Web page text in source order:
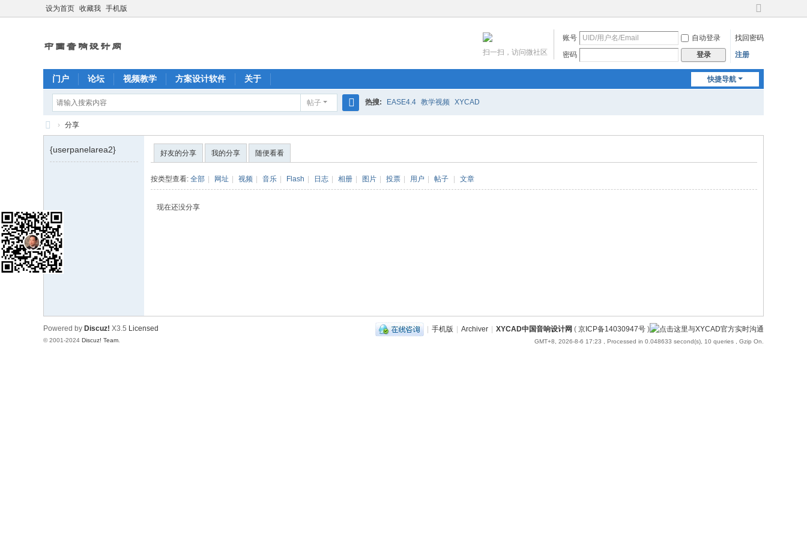
设为首页 收藏我 手机版
切
到
账号 自动登录
找回密码
密码
登录 注册
扫一扫，访问微社区
快捷导航
门户 论坛 视频教学 方案设计软件 关于
帖子
索
热搜: EASE4.4 教学视频 XYCAD
Y
D
中
国
音
计
网
› 分享
{userpanelarea2} 好友的分享 我的分享 随便看看
按类型查看: 全部 网址 视频 音乐 Flash 日志 相册 图片 投票 用户 帖子 文章
现在还没分享
| 手机版 | Archiver | XYCAD中国音响设计网 ( 京ICP备14030947号 )
GMT+8, 2026-8-6 17:23 , Processed in 0.048633 second(s), 10 queries , Gzip On.
Powered by Discuz! X3.5 Licensed
© 2001-2024 Discuz! Team